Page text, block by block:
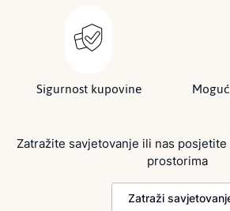
Sigurnost kupovine
Zatražite savjetovanje ili nas
prostorima
Zatraži